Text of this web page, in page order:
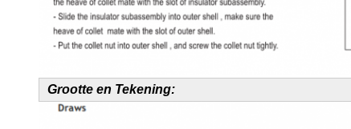
Grootte en Tekening: